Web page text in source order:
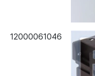
12000061046